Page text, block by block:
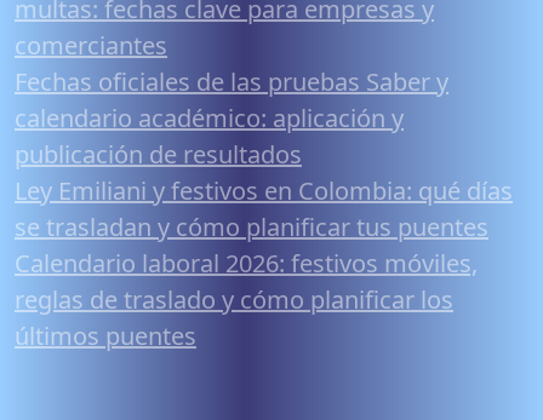
multas: fechas clave para empresas y
comerciantes
Fechas oficiales de las pruebas Saber y
calendario académico: aplicación y
publicación de resultados
Ley Emiliani y festivos en Colombia: qué días
se trasladan y cómo planificar tus puentes
Calendario laboral 2026: festivos móviles,
reglas de traslado y cómo planificar los
últimos puentes